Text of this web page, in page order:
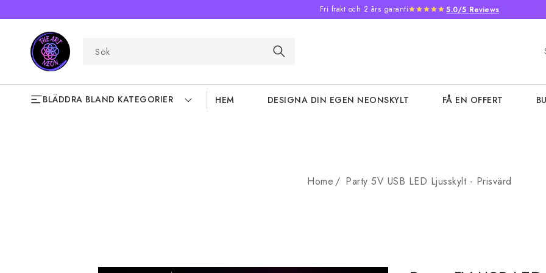
TILL
Fri frakt och 2 års garanti 5.0/5 Reviews
Sök
BLÄDDRA BLAND KATEGORIER HEM DESIGNA DIN EGEN NEONSKYLT FÅ EN OFFERT
Home Party 5V USB LED Ljusskylt - Prisvärd